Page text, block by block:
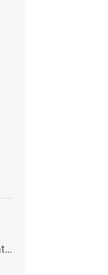
4kroužkový pořadač Pigna Nature Flowers - A4, 35 mm, mix motivů